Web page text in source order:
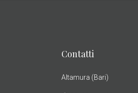
Contatti
Altamura (Bari)